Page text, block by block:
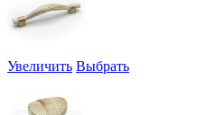
Увеличить Выбрать